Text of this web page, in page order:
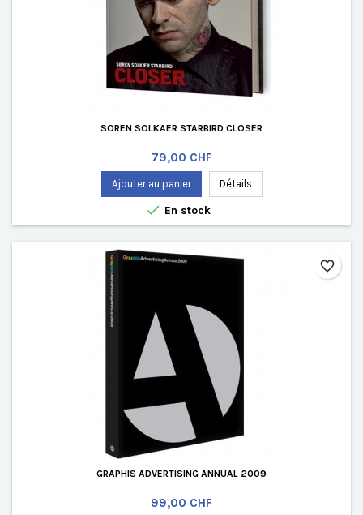
SOREN SOLKAER STARBIRD CLOSER
Prix
79,00 CHF
Ajouter au panier Détails
 En stock
GRAPHIS ADVERTISING ANNUAL 2009
Prix
99,00 CHF
favorite_border